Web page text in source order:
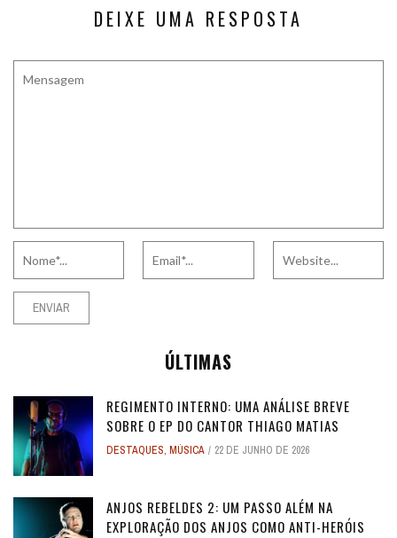
DEIXE UMA RESPOSTA
ÚLTIMAS
REGIMENTO INTERNO: UMA ANÁLISE BREVE
SOBRE O EP DO CANTOR THIAGO MATIAS
DESTAQUES, MÚSICA 22 DE JUNHO DE 2026
ANJOS REBELDES 2: UM PASSO ALÉM NA
EXPLORAÇÃO DOS ANJOS COMO ANTI-HERÓIS